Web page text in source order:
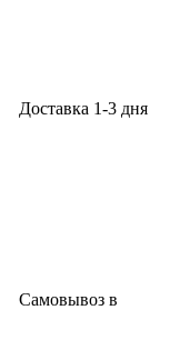
Доставка 1-3 дня
Самовывоз в